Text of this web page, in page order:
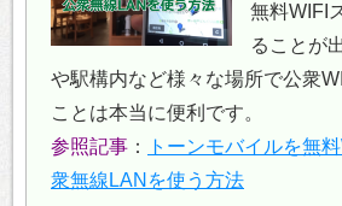
無料WIFI
ることが
や駅構内など様々な場所で公衆
ことは本当に便利です。
参照記事 ：
トーンモバイルを無
衆無線LANを使う方法